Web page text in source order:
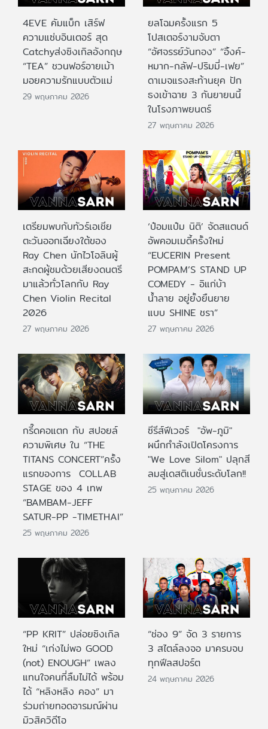
4EVE คัมแบ็ก เสิร์ฟ
ความแซ่บอินเตอร์ สุด
Catchyส่งซิงเกิลอังกฤษ
“TEA” ชวนฟอร์อายเม้า
มอยความรักแบบตัวแม่
29 พฤษภาคม 2026
ยลโฉมครั้งแรก 5
โปสเตอร์งามจับตา
“อัศจรรย์วันทอง” “อิ้งค์-
หมาก-กลัฟ-ปริมมี่-เฟย”
ดาเมจแรงสะท้านยุค ปัก
ธงเข้าฉาย 3 กันยายนนี้
ในโรงภาพยนตร์
27 พฤษภาคม 2026
เตรียมพบกับทัวร์เอเชีย
ตะวันออกเฉียงใต้ของ
Ray Chen นักไวโอลินผู้
สะกดผู้ชมด้วยเสียงดนตรี
มาแล้วทั่วโลกกับ Ray
Chen Violin Recital
2026
27 พฤษภาคม 2026
‘ป๋อมแป๋ม นิติ’ จัดสแตนด์
อัพคอมเมดี้ครั้งใหม่
“EUCERIN Present
POMPAM’S STAND UP
COMEDY - อิแก่บ้า
น้ำลาย อยู่ยั้งยืนยาย
แบบ SHINE ชรา”
27 พฤษภาคม 2026
กรี๊ดคอแตก กับ สปอยล์
ความพิเศษ ใน “THE
TITANS CONCERT”ครั้ง
แรกของการ COLLAB
STAGE ของ 4 เทพ
“BAMBAM-JEFF
SATUR-PP -TIMETHAI”
25 พฤษภาคม 2026
ซีรีส์ฟีเวอร์ "อัพ-ภูมิ"
ผนึกกำลังเปิดโครงการ
"We Love Silom" ปลุกสี
ลมสู่เดสติเนชั่นระดับโลก!!
25 พฤษภาคม 2026
“PP KRIT” ปล่อยซิงเกิล
ใหม่ “เก่งไม่พอ GOOD
(not) ENOUGH” เพลง
แทนใจคนที่ลืมไม่ได้ พร้อม
ได้ “หลิงหลิง คอง” มา
ร่วมถ่ายทอดอารมณ์ผ่าน
มิวสิควิดีโอ
“ช่อง 9” จัด 3 รายการ
3 สไตล์ลงจอ มาครบจบ
ทุกฟีลสปอร์ต
24 พฤษภาคม 2026